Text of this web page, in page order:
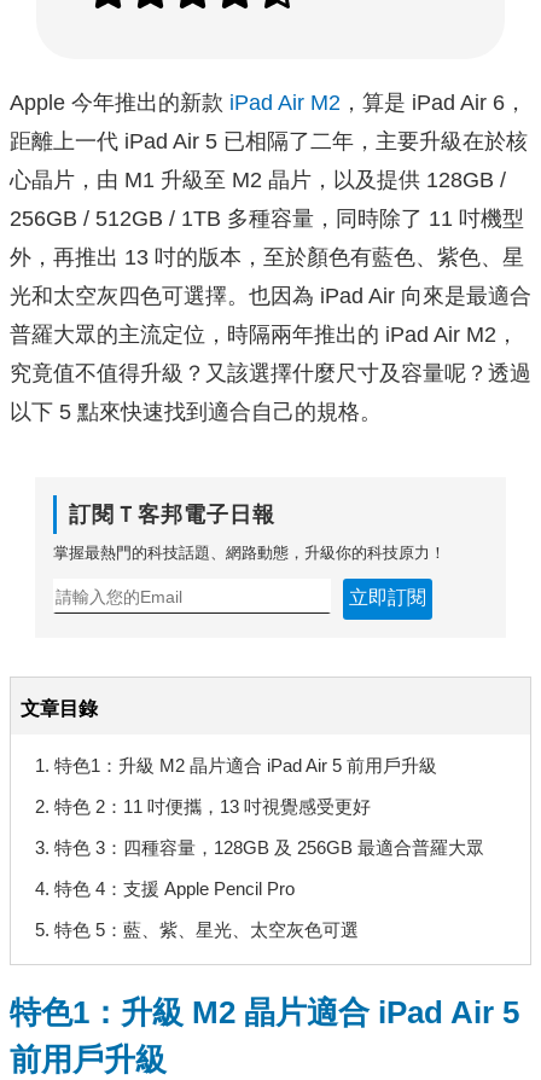
Apple 今年推出的新款 iPad Air M2 ，算是 iPad Air 6，
距離上一代 iPad Air 5 已相隔了二年，主要升級在於核
心晶片，由 M1 升級至 M2 晶片，以及提供 128GB /
256GB / 512GB / 1TB 多種容量，同時除了 11 吋機型
外，再推出 13 吋的版本，至於顏色有藍色、紫色、星
光和太空灰四色可選擇。也因為 iPad Air 向來是最適合
普羅大眾的主流定位，時隔兩年推出的 iPad Air M2，
究竟值不值得升級？又該選擇什麼尺寸及容量呢？透過
以下 5 點來快速找到適合自己的規格。
訂閱Ｔ客邦電子日報
掌握最熱門的科技話題、網路動態，升級你的科技原力！
立即訂閱
文章目錄
1. 特色1：升級 M2 晶片適合 iPad Air 5 前用戶升級
2. 特色 2：11 吋便攜，13 吋視覺感受更好
3. 特色 3：四種容量，128GB 及 256GB 最適合普羅大眾
4. 特色 4：支援 Apple Pencil Pro
5. 特色 5：藍、紫、星光、太空灰色可選
特色1：升級 M2 晶片適合 iPad Air 5
前用戶升級